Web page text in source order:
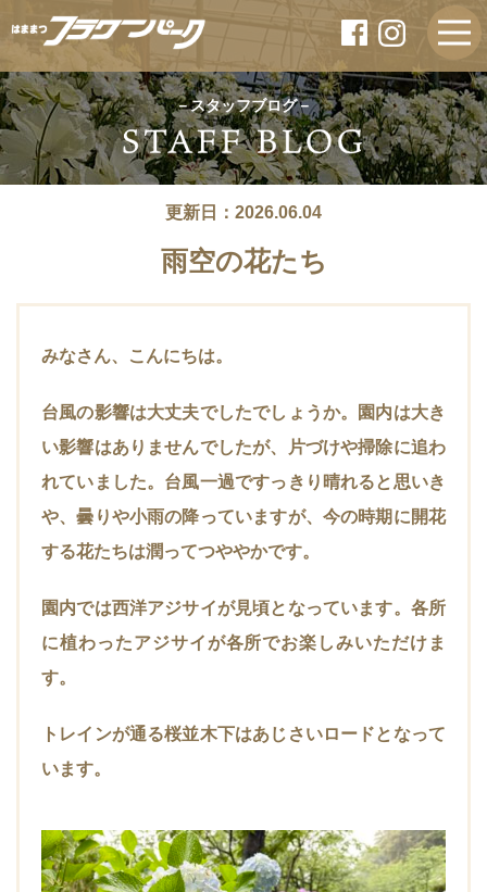
－スタッフブログ－
更新日：2026.06.04
雨空の花たち
みなさん、こんにちは。
台風の影響は大丈夫でしたでしょうか。園内は大き
い影響はありませんでしたが、片づけや掃除に追わ
れていました。台風一過ですっきり晴れると思いき
や、曇りや小雨の降っていますが、今の時期に開花
する花たちは潤ってつややかです。
園内では西洋アジサイが見頃となっています。各所
に植わったアジサイが各所でお楽しみいただけま
す。
トレインが通る桜並木下はあじさいロードとなって
います。